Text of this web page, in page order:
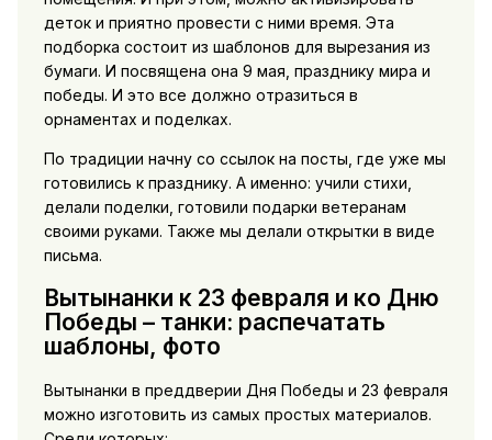
деток и приятно провести с ними время. Эта
подборка состоит из шаблонов для вырезания из
бумаги. И посвящена она 9 мая, празднику мира и
победы. И это все должно отразиться в
орнаментах и поделках.
По традиции начну со ссылок на посты, где уже мы
готовились к празднику. А именно: учили стихи,
делали поделки, готовили подарки ветеранам
своими руками. Также мы делали открытки в виде
письма.
Вытынанки к 23 февраля и ко Дню
Победы – танки: распечатать
шаблоны, фото
Вытынанки в преддверии Дня Победы и 23 февраля
можно изготовить из самых простых материалов.